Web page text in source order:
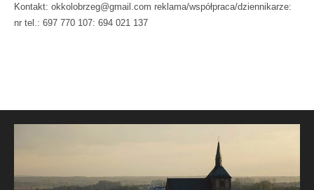
Kontakt: okkolobrzeg@gmail.com reklama/współpraca/dziennikarze:
nr tel.: 697 770 107: 694 021 137